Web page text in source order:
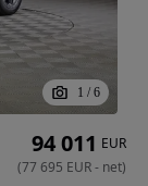
1 / 6
94 011 EUR
(77 695 EUR- net)